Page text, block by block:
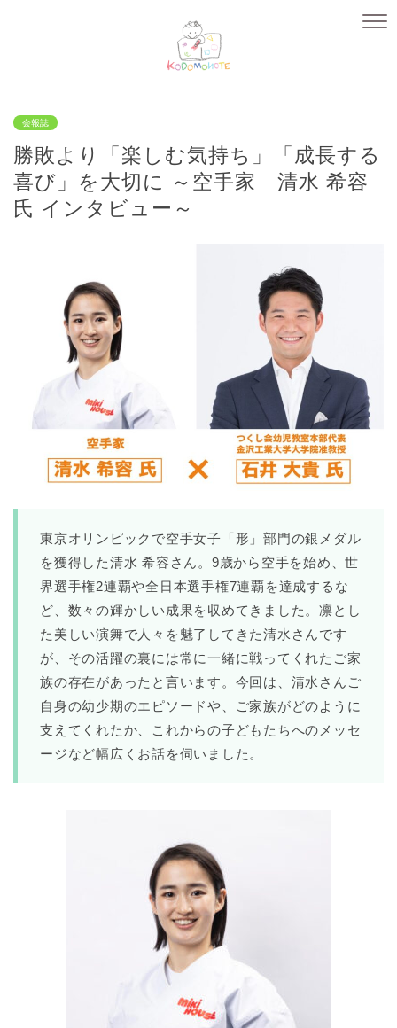
会報誌
勝敗より「楽しむ気持ち」「成長する
喜び」を大切に ～空手家 清水 希容
氏 インタビュー～
東京オリンピックで空手女子「形」部門の銀メダル
を獲得した清水 希容さん。9歳から空手を始め、世
界選手権2連覇や全日本選手権7連覇を達成するな
ど、数々の輝かしい成果を収めてきました。​凛とし
た美しい演舞で人々を魅了してきた清水さんです
が、その活躍の裏には常に一緒に戦ってくれたご家
族の存在があったと言います。今回は、清水さんご
自身の幼少期のエピソードや、ご家族がどのように
支えてくれたか、これからの子どもたちへのメッセ
ージなど幅広くお話を伺いました。